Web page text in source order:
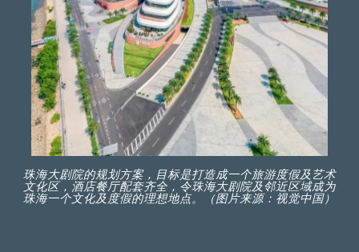
珠海大剧院的规划方案，目标是打造成一个旅游度假及艺术
文化区，酒店餐厅配套齐全，令珠海大剧院及邻近区域成为
珠海一个文化及度假的理想地点。（图片来源：视觉中国）